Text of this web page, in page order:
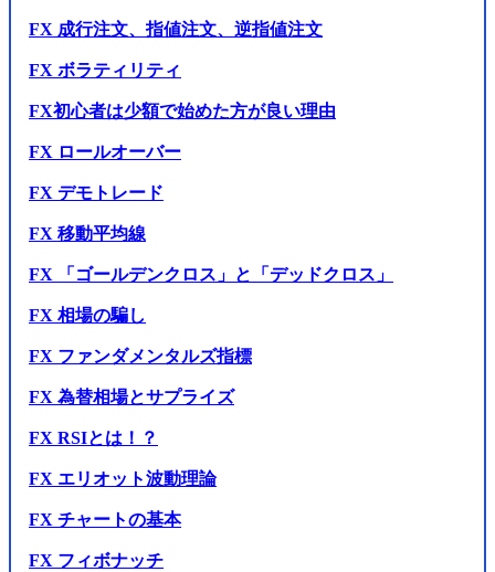
FX 成行注文、指値注文、逆指値注文
FX ボラティリティ
FX初心者は少額で始めた方が良い理由
FX ロールオーバー
FX デモトレード
FX 移動平均線
FX 「ゴールデンクロス」と「デッドクロス」
FX 相場の騙し
FX ファンダメンタルズ指標
FX 為替相場とサプライズ
FX RSIとは！？
FX エリオット波動理論
FX チャートの基本
FX フィボナッチ